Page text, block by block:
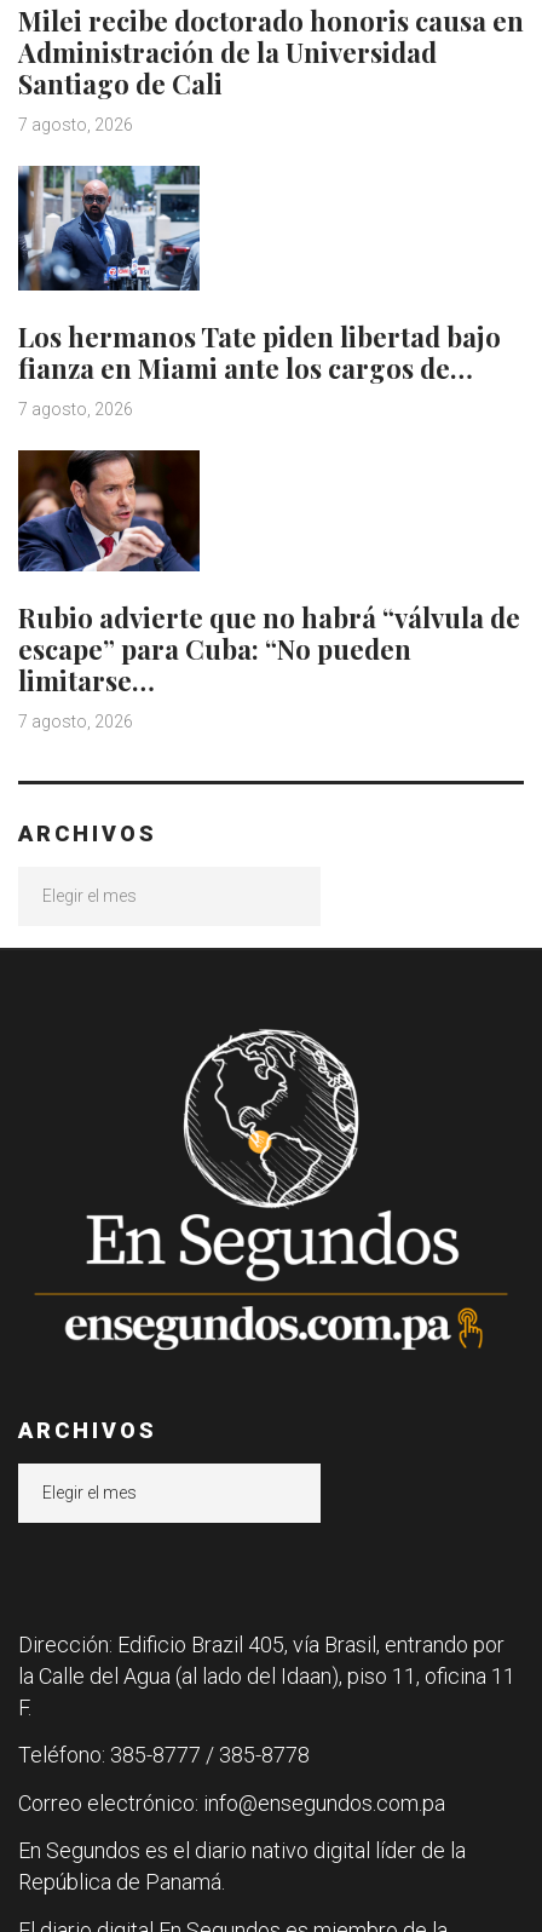
Milei recibe doctorado honoris causa en
Administración de la Universidad
Santiago de Cali
7 agosto, 2026
Los hermanos Tate piden libertad bajo
fianza en Miami ante los cargos de…
7 agosto, 2026
Rubio advierte que no habrá “válvula de
escape” para Cuba: “No pueden
limitarse…
7 agosto, 2026
ARCHIVOS
ARCHIVOS
Dirección: Edificio Brazil 405, vía Brasil, entrando por
la Calle del Agua (al lado del Idaan), piso 11, oficina 11
F.
Teléfono: 385-8777 / 385-8778
Correo electrónico: info@ensegundos.com.pa
En Segundos es el diario nativo digital líder de la
República de Panamá.